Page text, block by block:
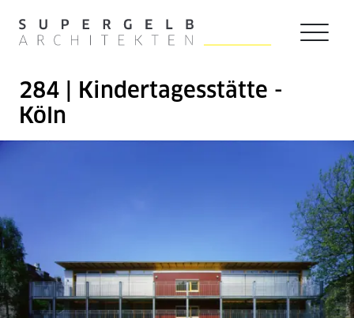
Zur Startseite navigieren
284 | Kindertagesstätte -
Köln